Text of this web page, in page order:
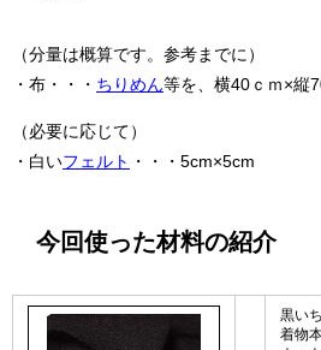
（分量は概算です。参考までに）
・布・・・ ちりめん等を、横40ｃｍ×縦
（必要に応じて）
・白いフェルト ・・・5cm×5cm
今回使った材料の紹介
黒い
着物